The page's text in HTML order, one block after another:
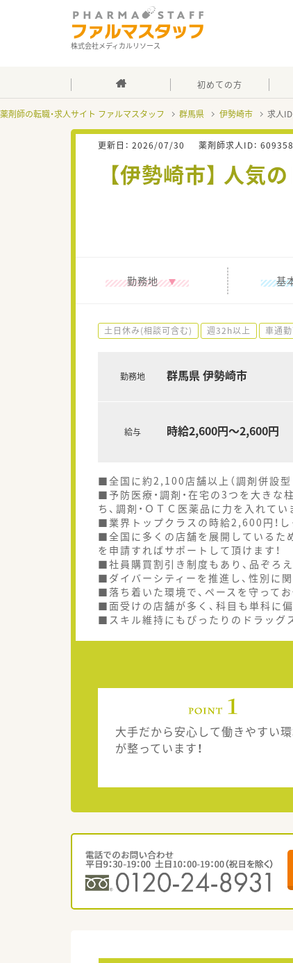
株式会社メディカルリソース
初めての方
薬剤師の転職・求人サイト ファルマスタッフ 群馬県 伊勢崎市 求人
更新日： 2026/07/30 薬剤師求人ID： 609358
【伊勢崎市】 人
勤務地 基
土日休み(相談可含む) 週32h以上 車通
勤務地 群馬県 伊勢崎市
給与 時給2,600円～2,600円
■全国に約2,100店舗以上（調剤併設
■予防医療・調剤・在宅の3つを大きな
ち、調剤・ＯＴＣ医薬品に力を入れてい
■業界トップクラスの時給2,600円！し
■全国に多くの店舗を展開しているた
を申請すればサポートして頂けます！
■社員購買割引き制度もあり、品ぞろ
■ダイバーシティーを推進し、性別に
■落ち着いた環境で、ペースを守って
■面受けの店舗が多く、科目も単科に
■スキル維持にもぴったりのドラッグ
大手だから安心して働きやすい
が整っています！